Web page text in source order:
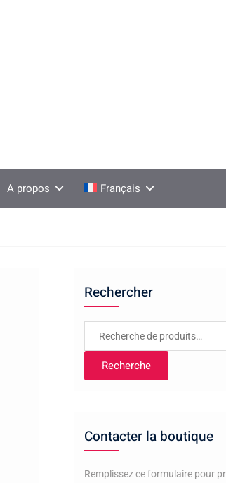
A propos Français
Rechercher
Recherche
Contacter la boutique
Remplissez ce formulaire pour